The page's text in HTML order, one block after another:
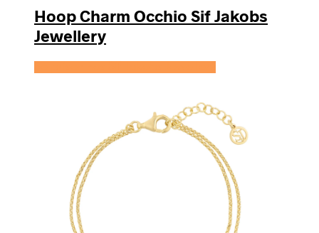
Hoop Charm Occhio Sif Jakobs
Jewellery